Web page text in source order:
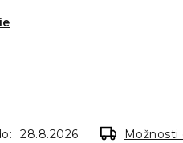
28.8.2026 Možnosti